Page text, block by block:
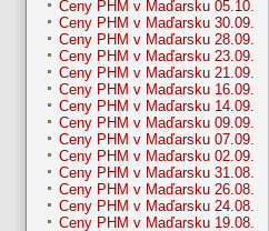
Ceny PHM v Maďarsku 05.10.
Ceny PHM v Maďarsku 30.09.
Ceny PHM v Maďarsku 28.09.
Ceny PHM v Maďarsku 23.09.
Ceny PHM v Maďarsku 21.09.
Ceny PHM v Maďarsku 16.09.
Ceny PHM v Maďarsku 14.09.
Ceny PHM v Maďarsku 09.09.
Ceny PHM v Maďarsku 07.09.
Ceny PHM v Maďarsku 02.09.
Ceny PHM v Maďarsku 31.08.
Ceny PHM v Maďarsku 26.08.
Ceny PHM v Maďarsku 24.08.
Ceny PHM v Maďarsku 19.08.